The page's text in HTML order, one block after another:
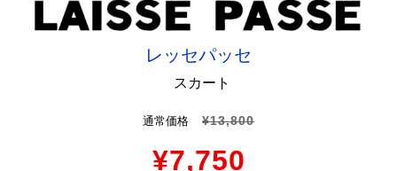
レッセパッセ
スカート
通常価格 ¥13,800
¥7,750